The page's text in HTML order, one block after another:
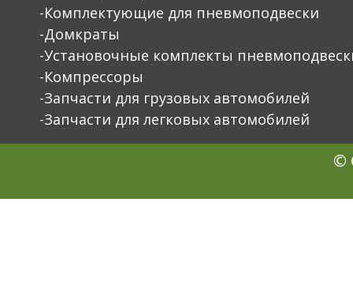
-Комплектующие для пневмоподвески
-Домкраты
-Установочные комплекты
-Компрессоры
-Запчасти для грузовых автомобилей
-Запчасти для легковых автомобилей
©